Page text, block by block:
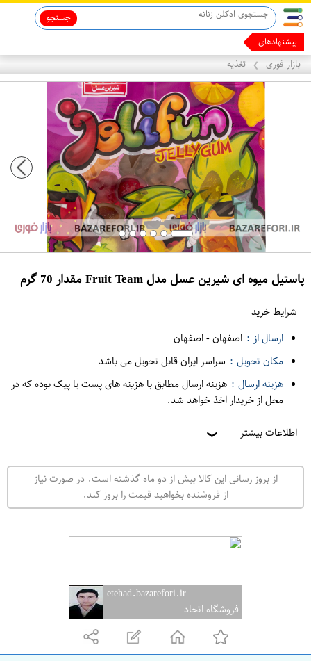
جستجو
پیشنهادهای ما رو بر
بازار فوری ❯ تغذیه
پاستیل میوه ای شیرین عسل مدل Fruit Team مقدار 70 گرم
ر
ت
ر
ا
شرایط خرید
ارسال از : اصفهان-اصفهان
مکان تحویل : سراسر ایران قابل تحویل می باشد
هزینه ارسال : هزینه ارسال مطابق با هزینه های پست یا پیک بوده که در
محل از خریدار اخذ خواهد شد.
اطلاعات بیشتر ❯
از بروز رسانی این کالا بیش از دو ماه گذشته است. در صورت نیاز
از فروشنده بخواهید قیمت را بروز کند.
etehad.bazarefori.ir
فروشگاه اتحاد